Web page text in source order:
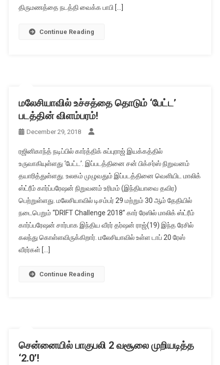
திருமணத்தை நடத்தி வைக்க பாபி […]
Continue Reading
மலேசியாவில் உச்சத்தை தொடும் ‘பேட்ட’
படத்தின் விளம்பரம்!
December 29, 2018
ரஜினிகாந்த் நடிப்பில் கார்த்திக் சுப்புராஜ் இயக்கத்தில்
உருவாகியுள்ளது ‘பேட்ட’. இப்படத்தினை சன் பிக்சர்ஸ் நிறுவனம்
தயாரித்துள்ளது. உலகம் முழுவதும் இப்படத்தினை வெளியிட மாலிக்
ஸ்ட்ரீம் கார்ப்பரேஷன் நிறுவனம் உரிமம் (இந்தியாவை தவிர)
பெற்றுள்ளது. மலேசியாவில் டிசம்பர் 29 மற்றும் 30 ஆம் தேதியில்
நடைபெறும் “DRIFT Challenge 2018” கார் ரேஸில் மாலிக் ஸ்ட்ரீம்
கார்ப்பரேஷன் சார்பாக இந்திய வீரர் தர்ஷன் ராஜ்(19) இந்த ரேசில்
கலந்து கொள்ளவிருக்கிறார். மலேசியாவில் உள்ள டாப் 20 ரேஸ்
வீரர்கள் […]
Continue Reading
சென்னையில் பாகுபலி 2 வசூலை முறியடித்த
‘2.0’!